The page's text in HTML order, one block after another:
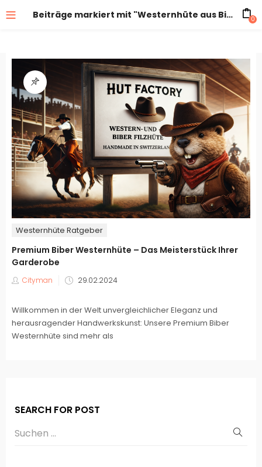
Beiträge markiert mit "Westernhüte aus Biberfilz" 0
Westernhüte Ratgeber
Premium Biber Westernhüte – Das Meisterstück Ihrer
Garderobe
Cityman
Veröffentlicht
29.02.2024
Willkommen in der Welt unvergleichlicher Eleganz und
herausragender Handwerkskunst: Unsere Premium Biber
Westernhüte sind mehr als
SEARCH FOR POST